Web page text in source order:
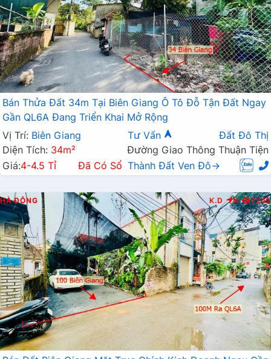
Bán Thửa Đất 34m Tại Biên Giang Ô Tô Đỗ Tận Đất Ngay
Gần QL6A Đang Triển Khai Mở Rộng
Vị Trí: Biên Giang Tư Vấn
Đất Đô Thị
Diện Tích: 34m²
Đường Giao Thông Thuận Tiện
Giá:4-4.5 Tỉ Đã Có Sổ Thành Đất Ven Đô→
HÀ ĐÔNG K.D N 7245